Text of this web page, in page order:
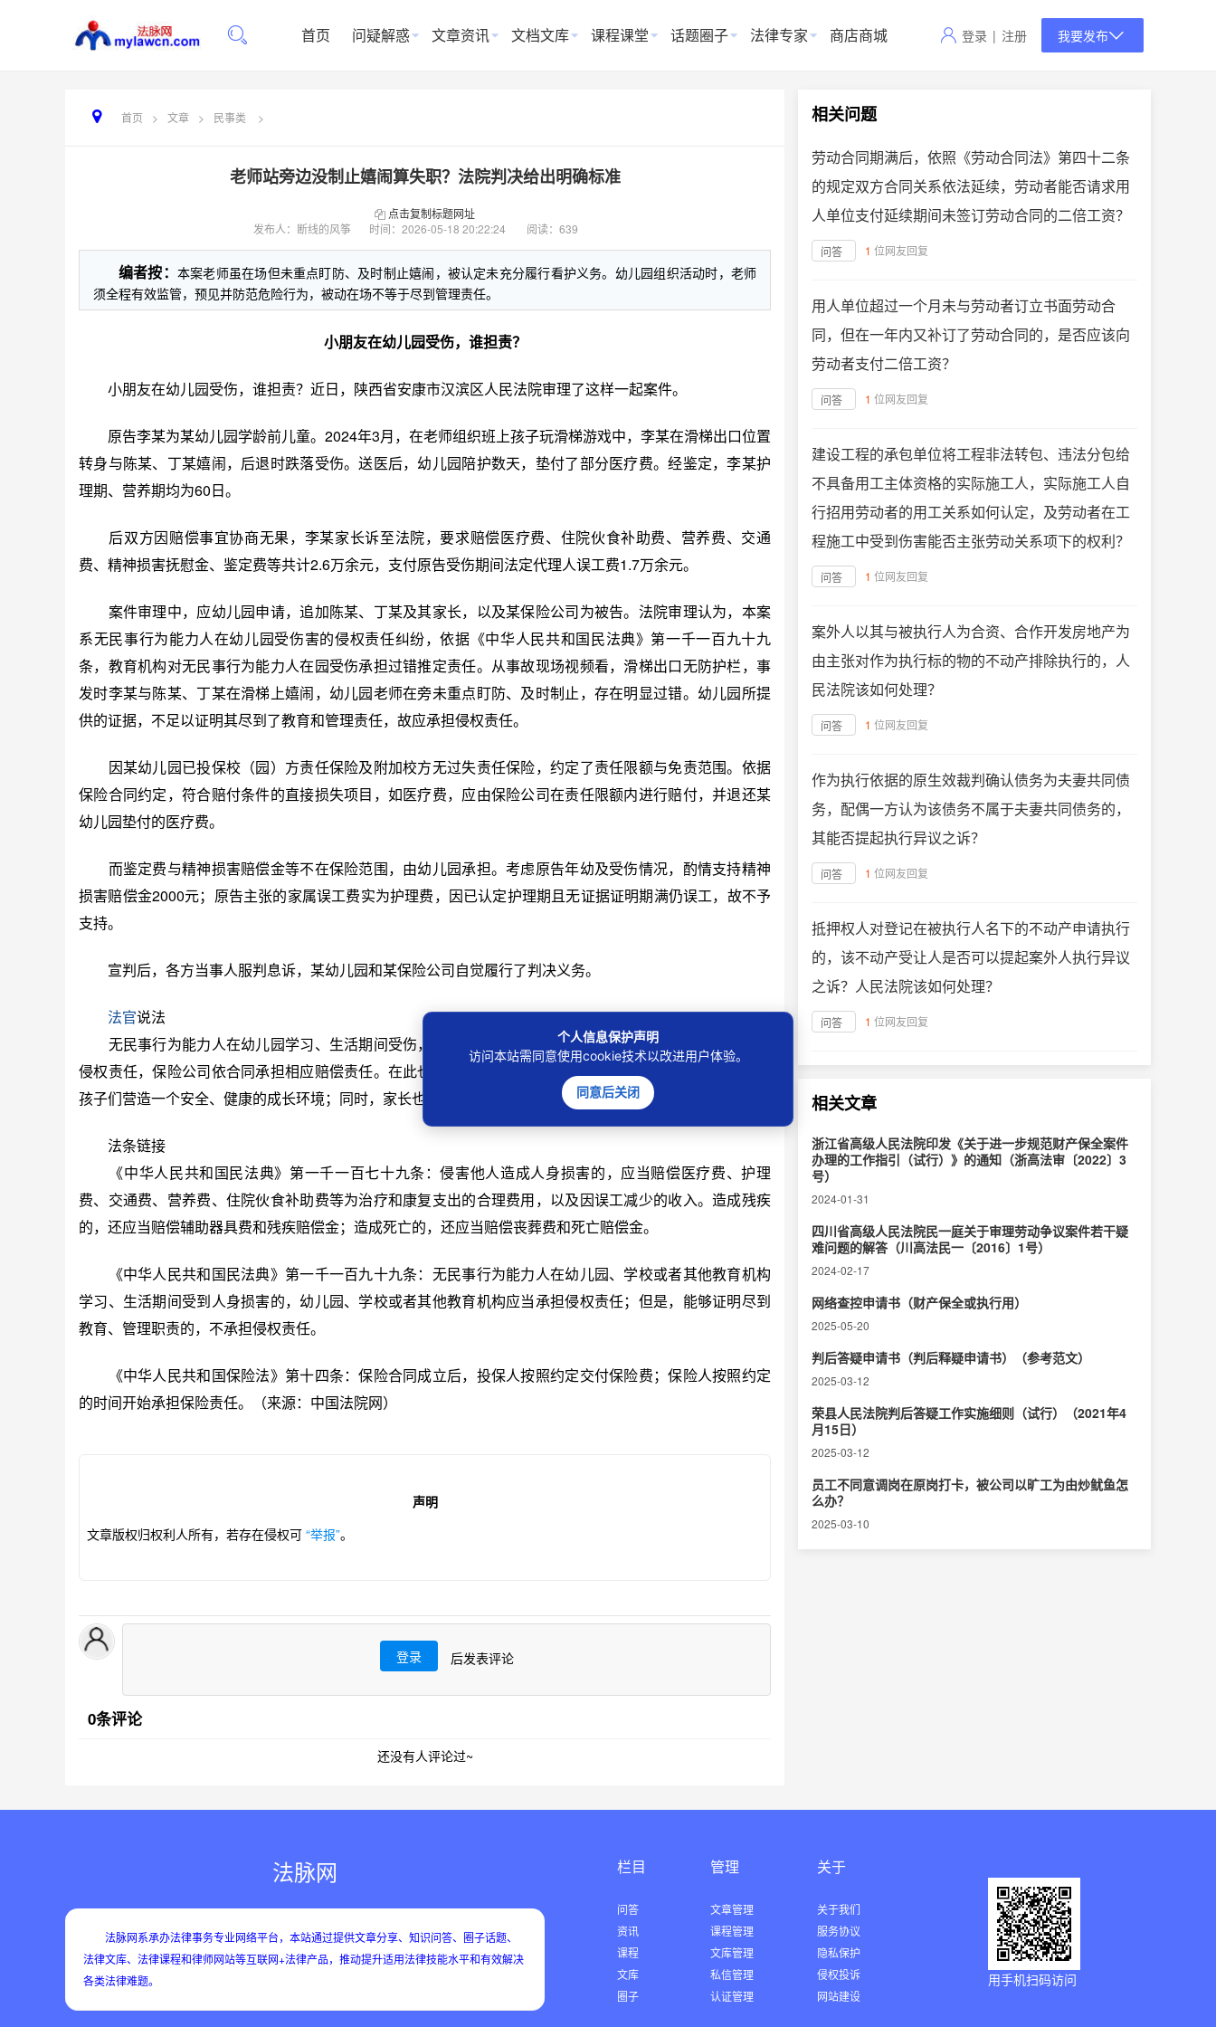
首页 问疑解惑 文章资讯 文档文库 课程课堂 话题圈子 法律专家 商店商城 登录 | 注册 我要发布
首页 > 文章 > 民事类 >
老师站旁边没制止嬉闹算失职？法院判决给出明确标准
点击复制标题网址
发布人：断线的风筝
时间： 2026-05-18 20:22:24 阅读：639
编者按： 本案老师虽在场但未重点盯防、及时制止嬉闹，被认定未充分履行看护义务。幼儿园组织活动时，老师
须全程有效监管，预见并防范危险行为，被动在场不等于尽到管理责任。
小朋友在幼儿园受伤，谁担责？
小朋友在幼儿园受伤，谁担责？近日，陕西省安康市汉滨区人民法院审理了这样一起案件。
原告李某为某幼儿园学龄前儿童。2024年3月，在老师组织班上孩子玩滑梯游戏中，李某在滑梯出口位置
转身与陈某、丁某嬉闹，后退时跌落受伤。送医后，幼儿园陪护数天，垫付了部分医疗费。经鉴定，李某护
理期、营养期均为60日。
后双方因赔偿事宜协商无果，李某家长诉至法院，要求赔偿医疗费、住院伙食补助费、营养费、交通
费、精神损害抚慰金、鉴定费等共计2.6万余元，支付原告受伤期间法定代理人误工费1.7万余元。
案件审理中，应幼儿园申请，追加陈某、丁某及其家长，以及某保险公司为被告。法院审理认为，本案
系无民事行为能力人在幼儿园受伤害的侵权责任纠纷，依据《中华人民共和国民法典》第一千一百九十九
条，教育机构对无民事行为能力人在园受伤承担过错推定责任。从事故现场视频看，滑梯出口无防护栏，事
发时李某与陈某、丁某在滑梯上嬉闹，幼儿园老师在旁未重点盯防、及时制止，存在明显过错。幼儿园所提
供的证据，不足以证明其尽到了教育和管理责任，故应承担侵权责任。
因某幼儿园已投保校（园）方责任保险及附加校方无过失责任保险，约定了责任限额与免责范围。依据
保险合同约定，符合赔付条件的直接损失项目，如医疗费，应由保险公司在责任限额内进行赔付，并退还某
幼儿园垫付的医疗费。
而鉴定费与精神损害赔偿金等不在保险范围，由幼儿园承担。考虑原告年幼及受伤情况，酌情支持精神
损害赔偿金2000元；原告主张的家属误工费实为护理费，因已认定护理期且无证据证明期满仍误工，故不予
支持。
宣判后，各方当事人服判息诉，某幼儿园和某保险公司自觉履行了判决义务。
法官说法
无民事行为能力人在幼儿园学习、生活期间受伤，若幼儿园不能证明自己尽到教育、管理责任，需承担
侵权责任，保险公司依合同承担相应赔偿责任。在此也提醒各教育机构，务必重视安全管理与教育职责，为
孩子们营造一个安全、健康的成长环境；同时，家长也应多关注孩子在园情况，维护好孩子的合法权益。
法条链接
《中华人民共和国民法典》第一千一百七十九条：侵害他人造成人身损害的，应当赔偿医疗费、护理
费、交通费、营养费、住院伙食补助费等为治疗和康复支出的合理费用，以及因误工减少的收入。造成残疾
的，还应当赔偿辅助器具费和残疾赔偿金；造成死亡的，还应当赔偿丧葬费和死亡赔偿金。
《中华人民共和国民法典》第一千一百九十九条：无民事行为能力人在幼儿园、学校或者其他教育机构
学习、生活期间受到人身损害的，幼儿园、学校或者其他教育机构应当承担侵权责任；但是，能够证明尽到
教育、管理职责的，不承担侵权责任。
《中华人民共和国保险法》第十四条：保险合同成立后，投保人按照约定交付保险费；保险人按照约定
的时间开始承担保险责任。（来源：中国法院网）
声明
文章版权归权利人所有，若存在侵权可 “举报”。
登录 后发表评论
0条评论
还没有人评论过~
相关问题
劳动合同期满后，依照《劳动合同法》第四十二条
的规定双方合同关系依法延续，劳动者能否请求用
人单位支付延续期间未签订劳动合同的二倍工资？
问答 1 位网友回复
用人单位超过一个月未与劳动者订立书面劳动合
同，但在一年内又补订了劳动合同的，是否应该向
劳动者支付二倍工资？
问答 1 位网友回复
建设工程的承包单位将工程非法转包、违法分包给
不具备用工主体资格的实际施工人，实际施工人自
行招用劳动者的用工关系如何认定，及劳动者在工
程施工中受到伤害能否主张劳动关系项下的权利？
问答 1 位网友回复
案外人以其与被执行人为合资、合作开发房地产为
由主张对作为执行标的物的不动产排除执行的，人
民法院该如何处理？
问答 1 位网友回复
作为执行依据的原生效裁判确认债务为夫妻共同债
务，配偶一方认为该债务不属于夫妻共同债务的，
其能否提起执行异议之诉？
问答 1 位网友回复
抵押权人对登记在被执行人名下的不动产申请执行
的，该不动产受让人是否可以提起案外人执行异议
之诉？人民法院该如何处理？
问答 1 位网友回复
相关文章
浙江省高级人民法院印发《关于进一步规范财产保全案件
办理的工作指引（试行）》的通知（浙高法审〔2022〕3
号）
2024-01-31
四川省高级人民法院民一庭关于审理劳动争议案件若干疑
难问题的解答（川高法民一〔2016〕1号）
2024-02-17
网络查控申请书（财产保全或执行用）
2025-05-20
判后答疑申请书（判后释疑申请书）（参考范文）
2025-03-12
荣县人民法院判后答疑工作实施细则（试行）（2021年4
月15日）
2025-03-12
员工不同意调岗在原岗打卡，被公司以旷工为由炒鱿鱼怎
么办？
2025-03-10
法脉网
法脉网系承办法律事务专业网络平台，本站通过提供文章分享、知识问答、圈子话题、
法律文库、法律课程和律师网站等互联网+法律产品，推动提升适用法律技能水平和有效解决
各类法律难题。
栏目
问答
资讯
课程
文库
圈子
管理
文章管理
课程管理
文库管理
私信管理
认证管理
关于
关于我们
服务协议
隐私保护
侵权投诉
网站建设
用手机扫码访问
个人信息保护声明
访问本站需同意使用cookie技术以改进用户体验。
同意后关闭